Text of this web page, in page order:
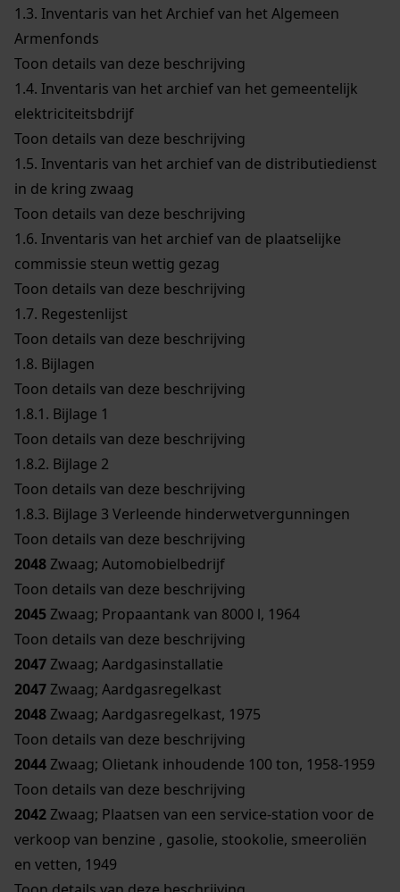
1.3. Inventaris van het Archief van het Algemeen
Armenfonds
Toon details van deze beschrijving
1.4. Inventaris van het archief van het gemeentelijk
elektriciteitsbdrijf
Toon details van deze beschrijving
1.5. Inventaris van het archief van de distributiedienst
in de kring zwaag
Toon details van deze beschrijving
1.6. Inventaris van het archief van de plaatselijke
commissie steun wettig gezag
Toon details van deze beschrijving
1.7. Regestenlijst
Toon details van deze beschrijving
1.8. Bijlagen
Toon details van deze beschrijving
1.8.1. Bijlage 1
Toon details van deze beschrijving
1.8.2. Bijlage 2
Toon details van deze beschrijving
1.8.3. Bijlage 3 Verleende hinderwetvergunningen
Toon details van deze beschrijving
2048Zwaag; Automobielbedrijf
Toon details van deze beschrijving
2045Zwaag; Propaantank van 8000 l, 1964
Toon details van deze beschrijving
2047Zwaag; Aardgasinstallatie
2047Zwaag; Aardgasregelkast
2048Zwaag; Aardgasregelkast, 1975
Toon details van deze beschrijving
2044Zwaag; Olietank inhoudende 100 ton, 1958-1959
Toon details van deze beschrijving
2042Zwaag; Plaatsen van een service-station voor de
verkoop van benzine , gasolie, stookolie, smeeroliën
en vetten, 1949